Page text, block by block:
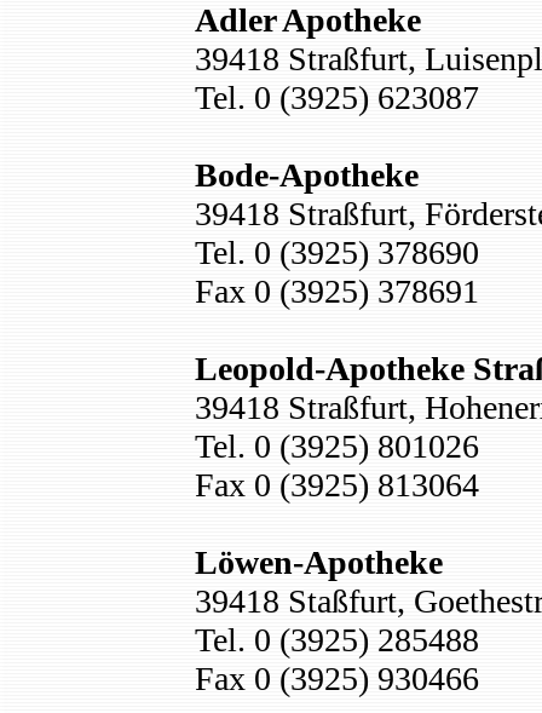
Adler Apotheke
39418 Straßfurt,
Tel. 0 (3925) 623087
Bode-Apotheke
39418 Straßfurt,
Tel. 0 (3925) 378690
Fax 0 (3925) 378691
Leopold-Apotheke
39418 Straßfurt,
Tel. 0 (3925) 801026
Fax 0 (3925) 813064
Löwen-Apotheke
39418 Staßfurt,
Tel. 0 (3925) 285488
Fax 0 (3925) 930466